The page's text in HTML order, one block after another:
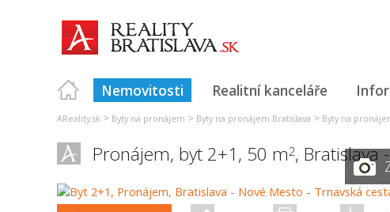
Nemovitosti Realitní kanceláře
AReality.sk > Byty na pronájem > Byty na pronájem Bratislava > Byty na
Pronájem, byt 2+1, 50 m2, Bratislava